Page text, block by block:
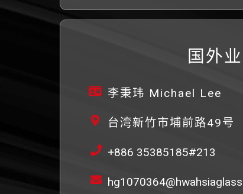
国外
李秉玮 Michael Lee
台湾新竹市埔前路49号
+886 35385185#213